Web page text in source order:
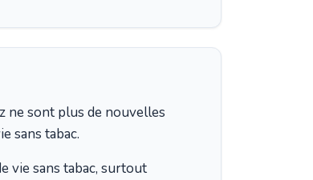
ne sont plus de nouvelles
sans tabac.
vie sans tabac, surtout